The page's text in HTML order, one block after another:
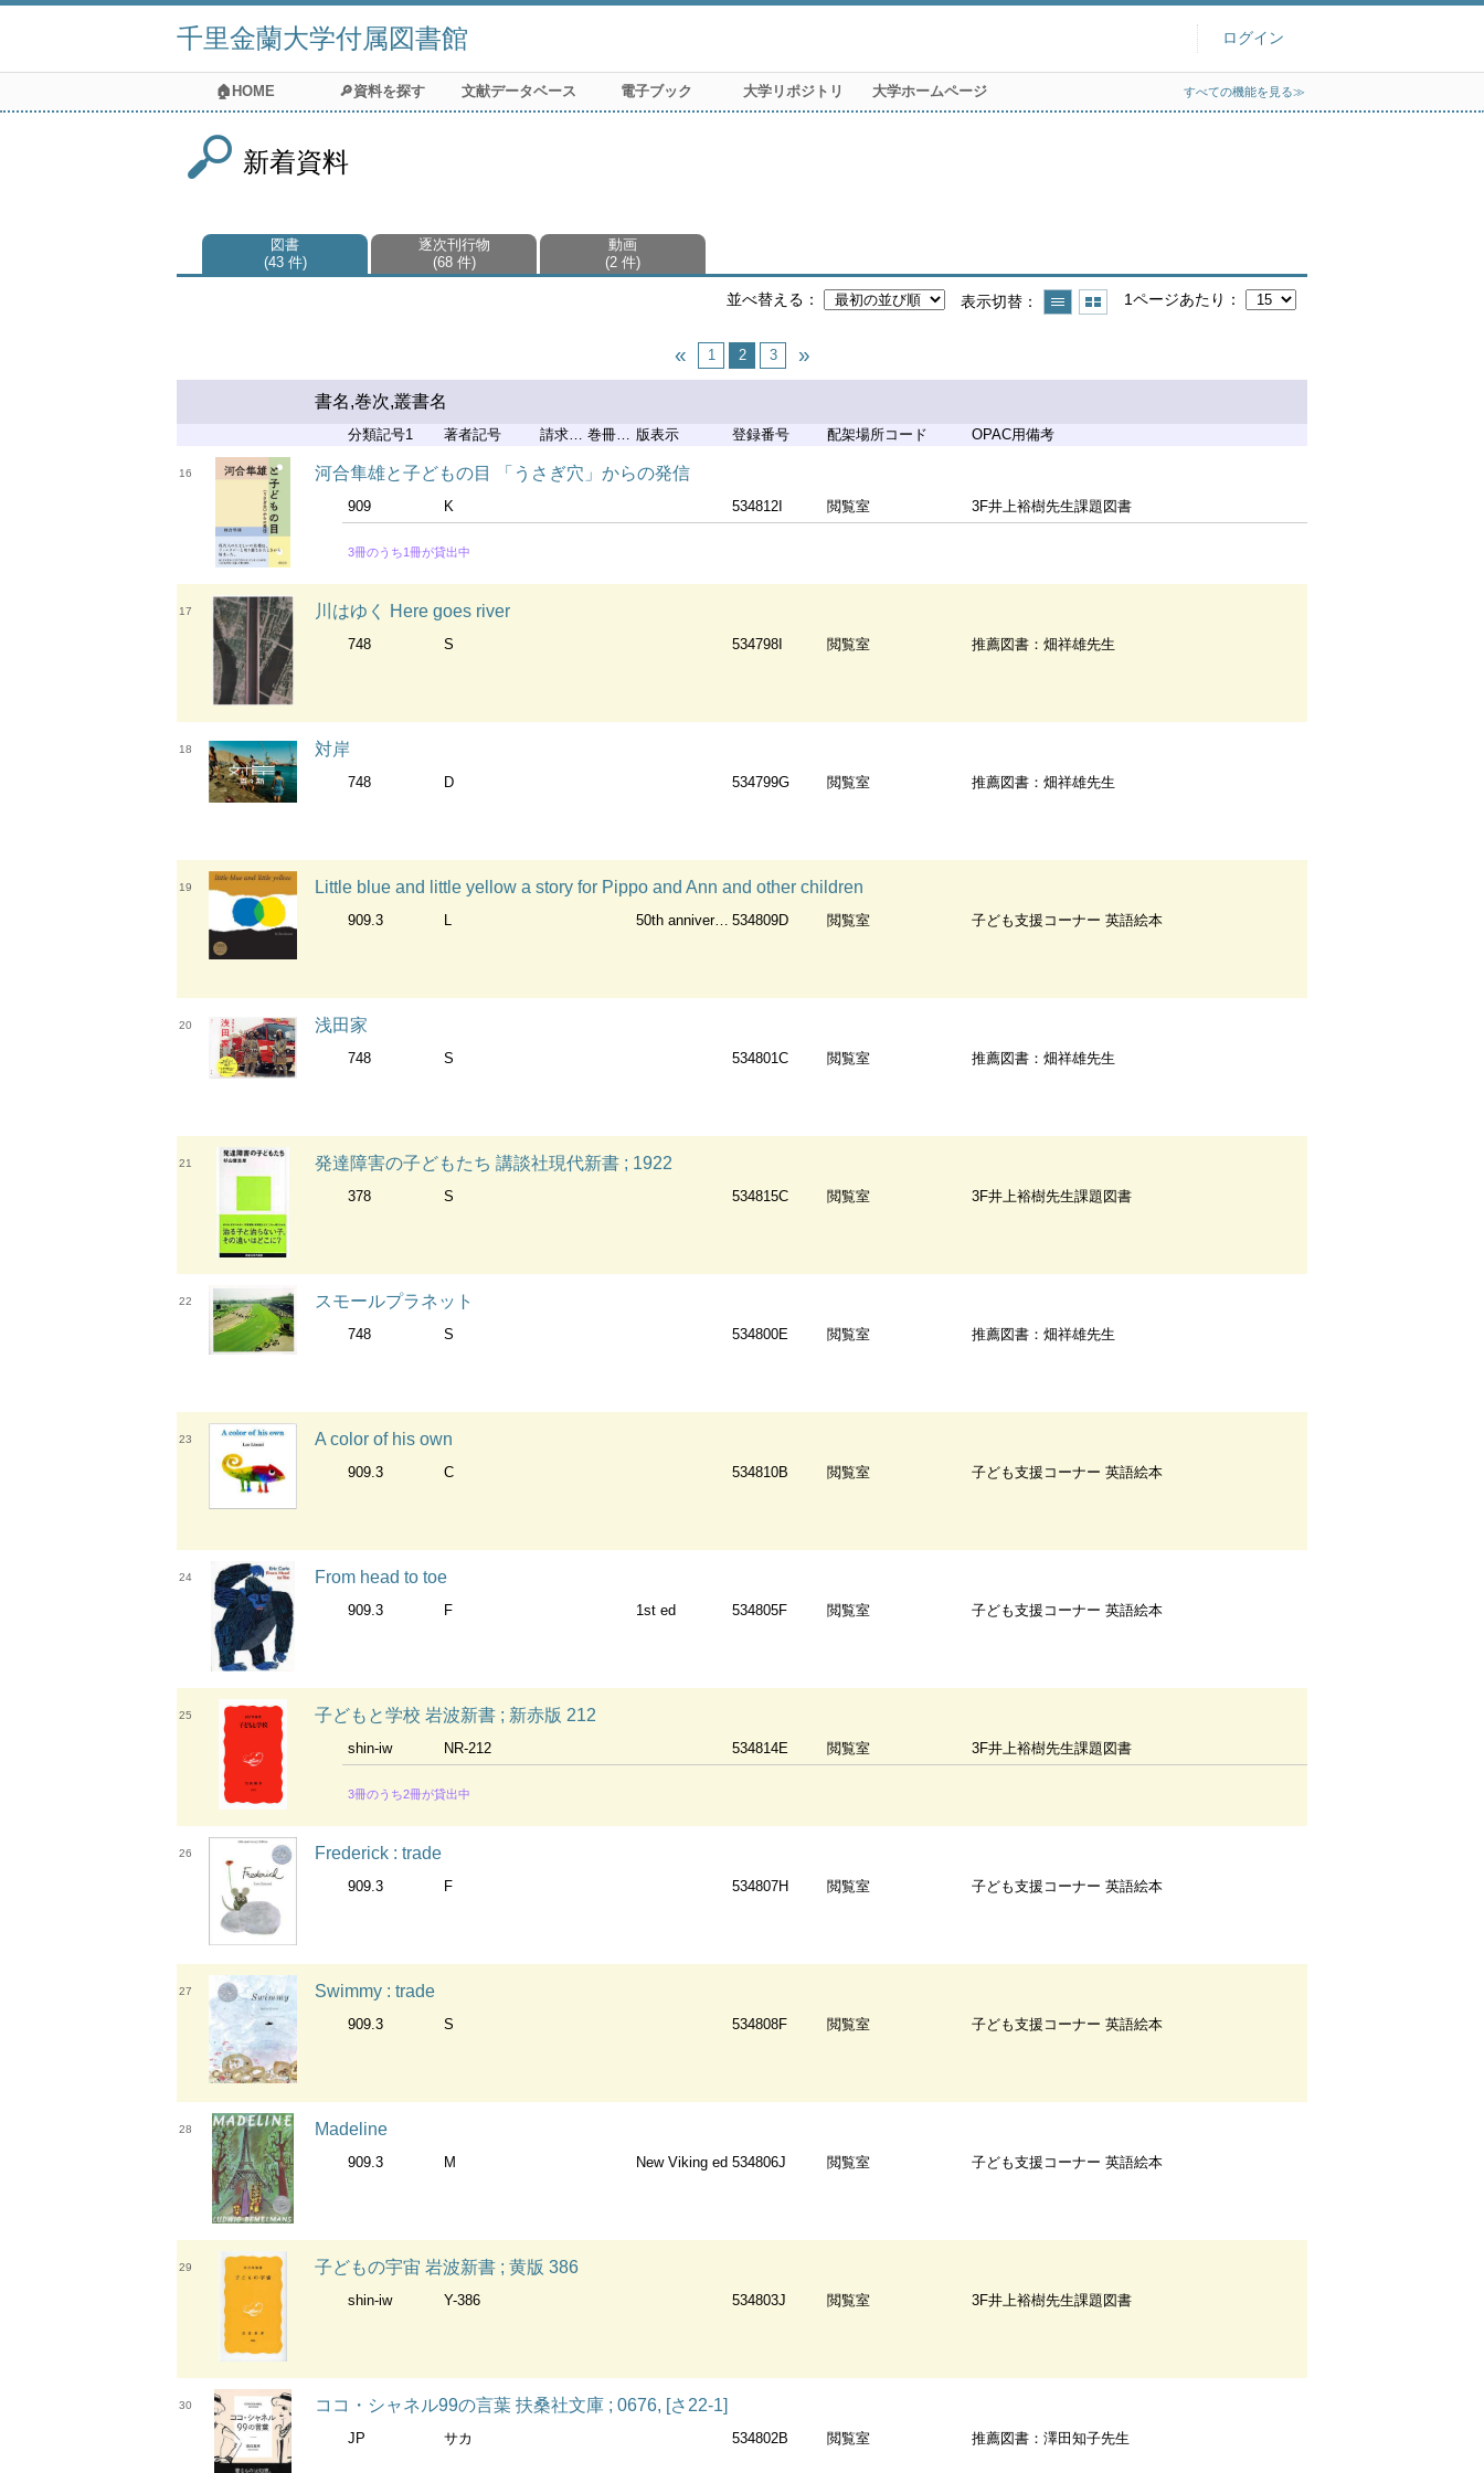
千里金蘭大学付属図書館 ログイン
🏠HOME 🔎資料を探す 文献データベース 電子ブック 大学リポジトリ 大学ホームページ すべての機能を見る≫
新着資料
図書
43 件
逐次刊行物
68 件
動画
2 件
並べ替える 表示切替 1ページあたり
1 2 3
書名,巻次,叢書名
分類記号1 著者記号 請求記号 巻冊記号 版表示 登録番号 配架場所コード OPAC用備考
16 河合隼雄と子どもの目 「うさぎ穴」からの発信
909 K 534812I 閲覧室 3F井上裕樹先生課題図書
3冊のうち1冊が貸出中
17 川はゆく Here goes river
748 S 534798I 閲覧室 推薦図書：畑祥雄先生
18 対岸
748 D 534799G 閲覧室 推薦図書：畑祥雄先生
19 Little blue and little yellow a story for Pippo and Ann and other children
909.3 L 50th anniversary ed 534809D 閲覧室 子ども支援コーナー 英語絵本
20 浅田家
748 S 534801C 閲覧室 推薦図書：畑祥雄先生
21 発達障害の子どもたち 講談社現代新書 ; 1922
378 S 534815C 閲覧室 3F井上裕樹先生課題図書
22 スモールプラネット
748 S 534800E 閲覧室 推薦図書：畑祥雄先生
23 A color of his own
909.3 C 534810B 閲覧室 子ども支援コーナー 英語絵本
24 From head to toe
909.3 F 1st ed 534805F 閲覧室 子ども支援コーナー 英語絵本
25 子どもと学校 岩波新書 ; 新赤版 212
shin-iw NR-212 534814E 閲覧室 3F井上裕樹先生課題図書
3冊のうち2冊が貸出中
26 Frederick : trade
909.3 F 534807H 閲覧室 子ども支援コーナー 英語絵本
27 Swimmy : trade
909.3 S 534808F 閲覧室 子ども支援コーナー 英語絵本
28 Madeline
909.3 M New Viking ed 534806J 閲覧室 子ども支援コーナー 英語絵本
29 子どもの宇宙 岩波新書 ; 黄版 386
shin-iw Y-386 534803J 閲覧室 3F井上裕樹先生課題図書
30 ココ・シャネル99の言葉 扶桑社文庫 ; 0676, [さ22-1]
JP サカ 534802B 閲覧室 推薦図書：澤田知子先生